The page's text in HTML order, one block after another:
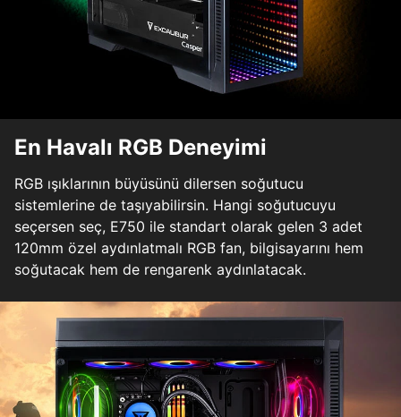
En Havalı RGB Deneyimi
RGB ışıklarının büyüsünü dilersen soğutucu
sistemlerine de taşıyabilirsin. Hangi soğutucuyu
seçersen seç, E750 ile standart olarak gelen 3 adet
120mm özel aydınlatmalı RGB fan, bilgisayarını hem
soğutacak hem de rengarenk aydınlatacak.